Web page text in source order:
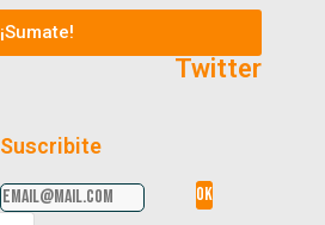
¡Sumate!
Twitter
Suscribite